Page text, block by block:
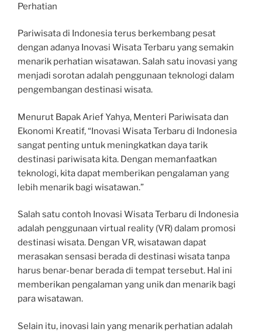
Perhatian
Pariwisata di Indonesia terus berkembang pesat
dengan adanya Inovasi Wisata Terbaru yang semakin
menarik perhatian wisatawan. Salah satu inovasi yang
menjadi sorotan adalah penggunaan teknologi dalam
pengembangan destinasi wisata.
Menurut Bapak Arief Yahya, Menteri Pariwisata dan
Ekonomi Kreatif, “Inovasi Wisata Terbaru di Indonesia
sangat penting untuk meningkatkan daya tarik
destinasi pariwisata kita. Dengan memanfaatkan
teknologi, kita dapat memberikan pengalaman yang
lebih menarik bagi wisatawan.”
Salah satu contoh Inovasi Wisata Terbaru di Indonesia
adalah penggunaan virtual reality (VR) dalam promosi
destinasi wisata. Dengan VR, wisatawan dapat
merasakan sensasi berada di destinasi wisata tanpa
harus benar-benar berada di tempat tersebut. Hal ini
memberikan pengalaman yang unik dan menarik bagi
para wisatawan.
Selain itu, inovasi lain yang menarik perhatian adalah